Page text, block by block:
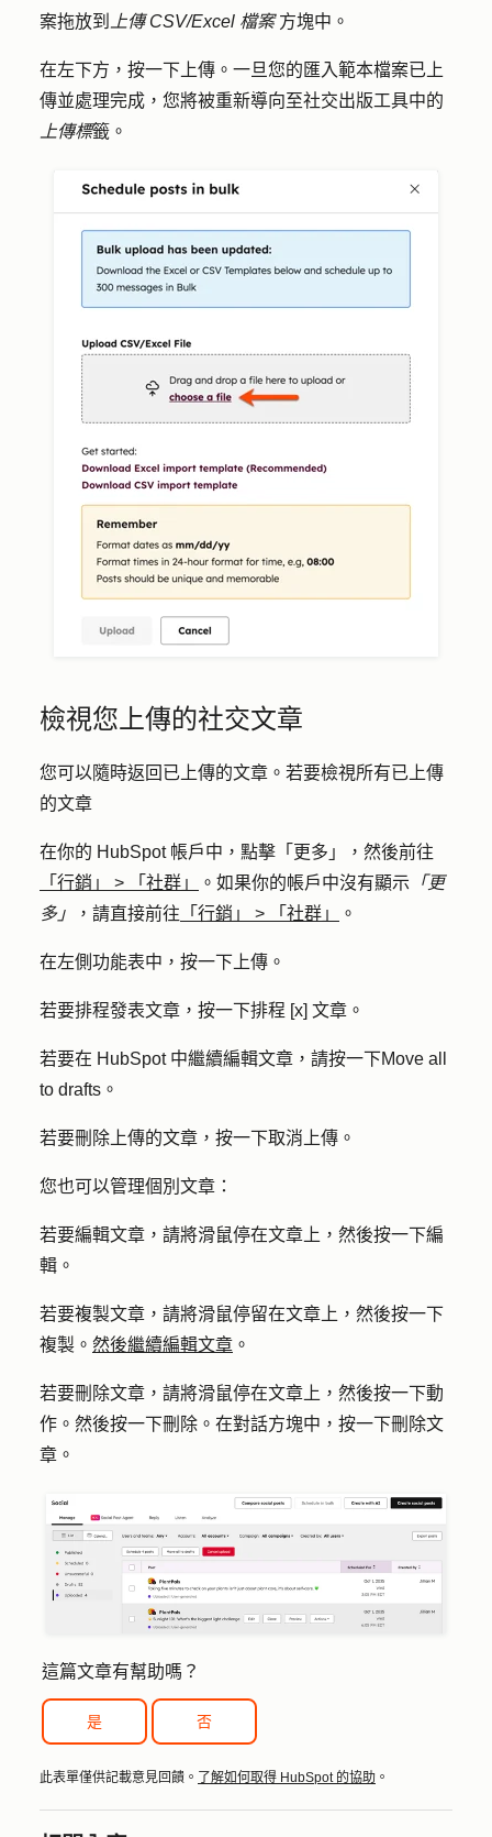
案拖放到
上傳 CSV/Excel 檔案方塊中。
在左下方，按一下 上傳 。一旦您的匯入範本檔案已上
傳並處理完成，您將被重新導向至社交出版工具中的
上傳標籤。
檢視您上傳的社交文章
您可以隨時返回已上傳的文章。若要檢視所有已上傳
的文章
在你的 HubSpot 帳戶中，點擊 「更多」
，然後前往
「行銷」
> 「社群」 。如果你的帳戶中沒有顯示 「更
多」
，請直接前往 「行銷」 > 「社群」 。
在左側功能表中，按一下 上傳 。
若要排程發表文章，按一下排程 [x] 文章 。
若要在 HubSpot 中繼續編輯文章，請按一下Move all
to drafts 。
若要刪除上傳的文章，按一下取消 上傳。
您也可以管理個別文章：
若要編輯文章，請將滑鼠停在文章上，然後按一下編
輯 。
若要複製文章，請將滑鼠停留在文章上，然後按一下
複製 。 然後繼續編輯文章 。
若要刪除文章，請將滑鼠停在文章上，然後按一下動
作 。然後按一下刪除 。在對話方塊中，按一下刪除文
章 。
這篇文章有幫助嗎？
是 否
此表單僅供記載意見回饋。 了解如何取得 HubSpot 的協助 。